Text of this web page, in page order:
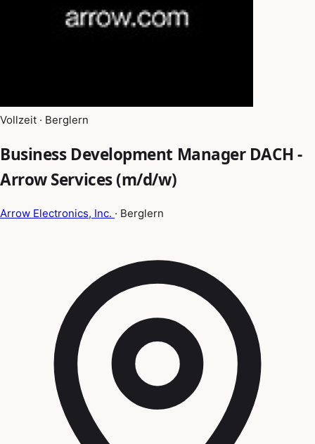
Vollzeit · Berglern
Business Development Manager DACH -
Arrow Services (m/d/w)
Arrow Electronics, Inc. · Berglern